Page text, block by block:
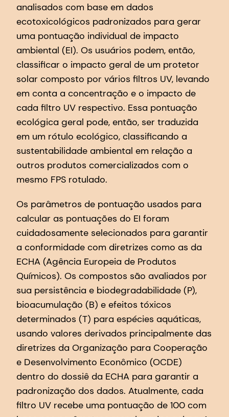
analisados com base em dados
ecotoxicológicos padronizados para gerar
uma pontuação individual de impacto
ambiental (EI). Os usuários podem, então,
classificar o impacto geral de um protetor
solar composto por vários filtros UV, levando
em conta a concentração e o impacto de
cada filtro UV respectivo. Essa pontuação
ecológica geral pode, então, ser traduzida
em um rótulo ecológico, classificando a
sustentabilidade ambiental em relação a
outros produtos comercializados com o
mesmo FPS rotulado.
Os parâmetros de pontuação usados para
calcular as pontuações do EI foram
cuidadosamente selecionados para garantir
a conformidade com diretrizes como as da
ECHA (Agência Europeia de Produtos
Químicos). Os compostos são avaliados por
sua persistência e biodegradabilidade (P),
bioacumulação (B) e efeitos tóxicos
determinados (T) para espécies aquáticas,
usando valores derivados principalmente das
diretrizes da Organização para Cooperação
e Desenvolvimento Econômico (OCDE)
dentro do dossiê da ECHA para garantir a
padronização dos dados. Atualmente, cada
filtro UV recebe uma pontuação de 100 com